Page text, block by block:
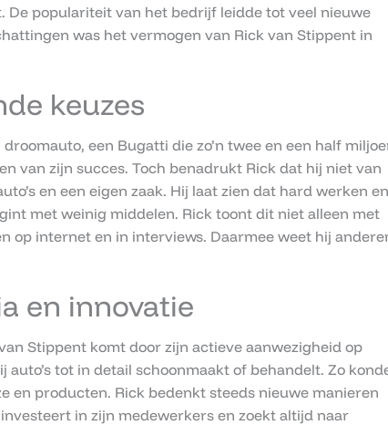
De populariteit van het bedrijf leidde tot veel nieuwe
was het vermogen van Rick van Stippent in
keuzes
een Bugatti die zo’n twee en een half
van zijn succes. Toch benadrukt Rick dat hij niet van
en een eigen zaak. Hij laat zien dat hard werken en
met weinig middelen. Rick toont dit niet alleen met
op internet en in interviews. Daarmee weet hij
en innovatie
Stippent komt door zijn actieve aanwezigheid op
auto’s tot in detail schoonmaakt of behandelt. Zo
en producten. Rick bedenkt steeds nieuwe manieren
in zijn medewerkers en zoekt altijd naar